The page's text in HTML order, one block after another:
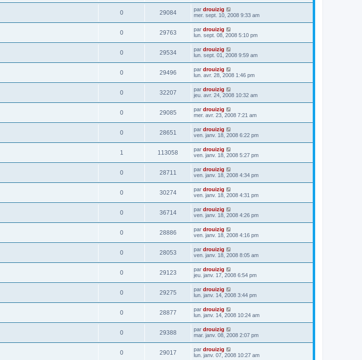
0 29084 par drouizig
mer. sept. 10, 2008 9:33 am
0 29763 par drouizig
lun. sept. 08, 2008 5:10 pm
0 29534 par drouizig
lun. sept. 01, 2008 9:59 am
0 29496 par drouizig
lun. avr. 28, 2008 1:46 pm
0 32207 par drouizig
jeu. avr. 24, 2008 10:32 am
0 29085 par drouizig
mer. avr. 23, 2008 7:21 am
0 28651 par drouizig
ven. janv. 18, 2008 6:22 pm
1 113058 par drouizig
ven. janv. 18, 2008 5:27 pm
0 28711 par drouizig
ven. janv. 18, 2008 4:34 pm
0 30274 par drouizig
ven. janv. 18, 2008 4:31 pm
0 36714 par drouizig
ven. janv. 18, 2008 4:26 pm
0 28886 par drouizig
ven. janv. 18, 2008 4:16 pm
0 28053 par drouizig
ven. janv. 18, 2008 8:05 am
0 29123 par drouizig
jeu. janv. 17, 2008 6:54 pm
0 29275 par drouizig
lun. janv. 14, 2008 3:44 pm
0 28877 par drouizig
lun. janv. 14, 2008 10:24 am
0 29388 par drouizig
mar. janv. 08, 2008 2:07 pm
0 29017 par drouizig
lun. janv. 07, 2008 10:27 am